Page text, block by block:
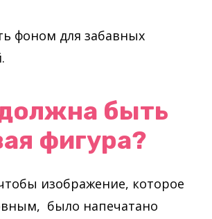
фоном для забавных
быть
фигура?
изображение, которое
было напечатано